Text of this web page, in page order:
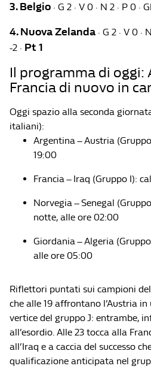
3. Belgio · G 2 · V 0 · N 2 · P 0 ·
4. Nuova Zelanda · G 2 · V 0 ·
-2 · Pt 1
Il programma di oggi:
Francia di nuovo in
Oggi spazio alla seconda
italiani):
Argentina – Austria
19:00
Francia – Iraq (Gruppo I):
Norvegia – Senegal
notte, alle ore 02:00
Giordania – Algeria
alle ore 05:00
Riflettori puntati sui campioni
che alle 19 affrontano l’Austria
vertice del gruppo J: entrambe,
all’esordio. Alle 23 tocca alla
all’Iraq e a caccia del successo
qualificazione anticipata nel